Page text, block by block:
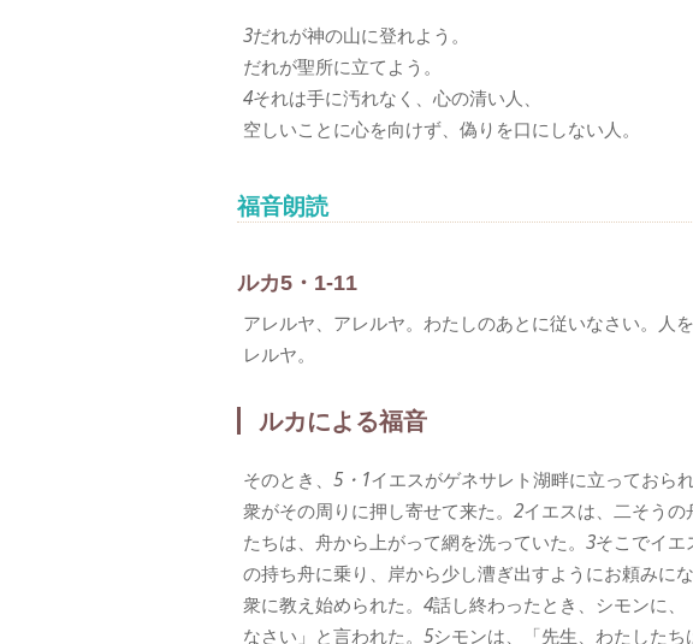
3だれが神の山に登れよう。
だれが聖所に立てよう。
4それは手に汚れなく、心の清い人、
空しいことに心を向けず、偽りを口にしない人。
福音朗読
ルカ5・1-11
アレルヤ、アレルヤ。わたしのあとに従いなさい。人
レルヤ。
ルカによる福音
そのとき、 5・1イエスがゲネサレト湖畔に立っておら
衆がその周りに押し寄せて来た。 2イエスは、二そう
たちは、舟から上がって網を洗っていた。 3そこでイエ
の持ち舟に乗り、岸から少し漕ぎ出すようにお頼みに
衆に教え始められた。 4話し終わったとき、シモンに
なさい」と言われた。 5シモンは、「先生、わたした